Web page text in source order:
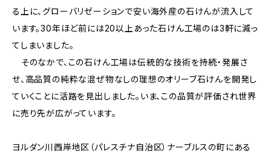
る上に、グローバリゼーションで安い海外産の石けんが流入して
います。30年ほど前には20以上あった石けん工場のは3軒に減っ
てしまいました。
そのなかで、この石けん工場は伝統的な技術を持続・発展さ
せ、高品質の純粋な混ぜ物なしの理想のオリーブ石けんを開発し
ていくことに活路を見出しました。いま、この品質が評価され世界
に売り先が広がっています。
ヨルダン川西岸地区（パレスチナ自治区）ナーブルスの町にある